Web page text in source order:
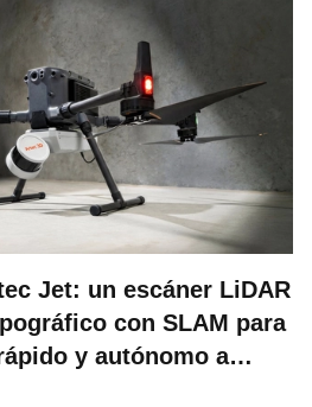
Jet: un escáner LiDAR
con SLAM para
y autónomo a